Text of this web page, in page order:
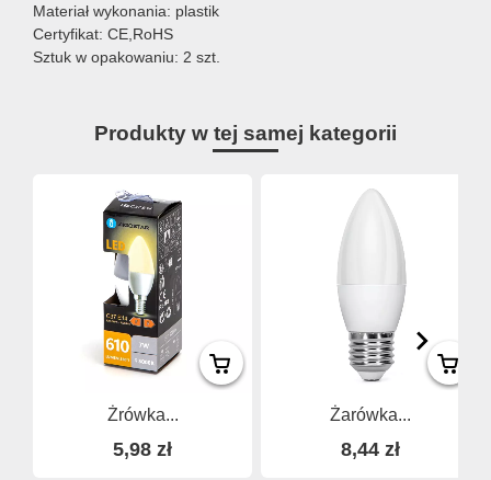
Materiał wykonania: plastik
Certyfikat: CE,RoHS
Sztuk w opakowaniu: 2 szt.
Produkty w tej samej kategorii
Żrówka...
5,98 zł
Żarówka...
8,44 zł